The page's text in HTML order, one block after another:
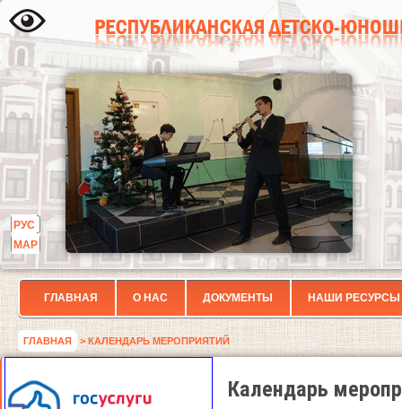
РУС
МАР
ГЛАВНАЯ О НАС ДОКУМЕНТЫ НАШИ РЕСУРСЫ
ГЛАВНАЯ > КАЛЕНДАРЬ МЕРОПРИЯТИЙ
Календарь